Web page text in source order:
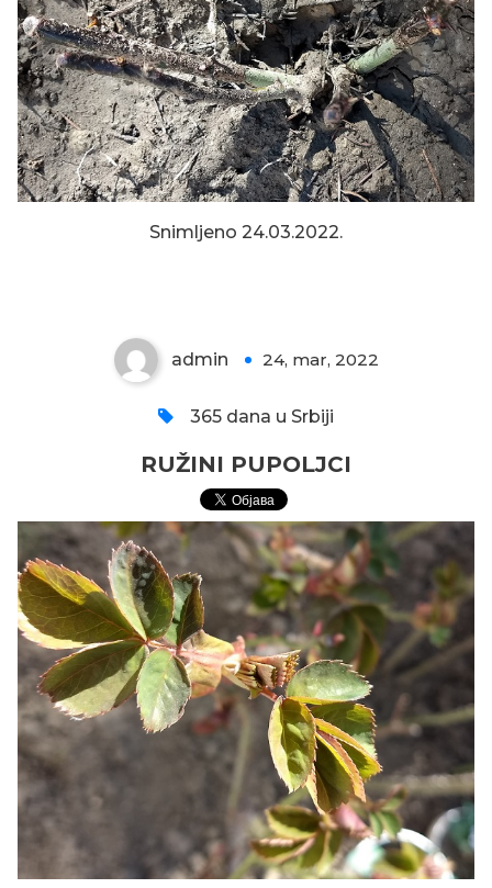
Snimljeno 24.03.2022.
admin 24, mar, 2022
365 dana u Srbiji
RUŽINI PUPOLJCI